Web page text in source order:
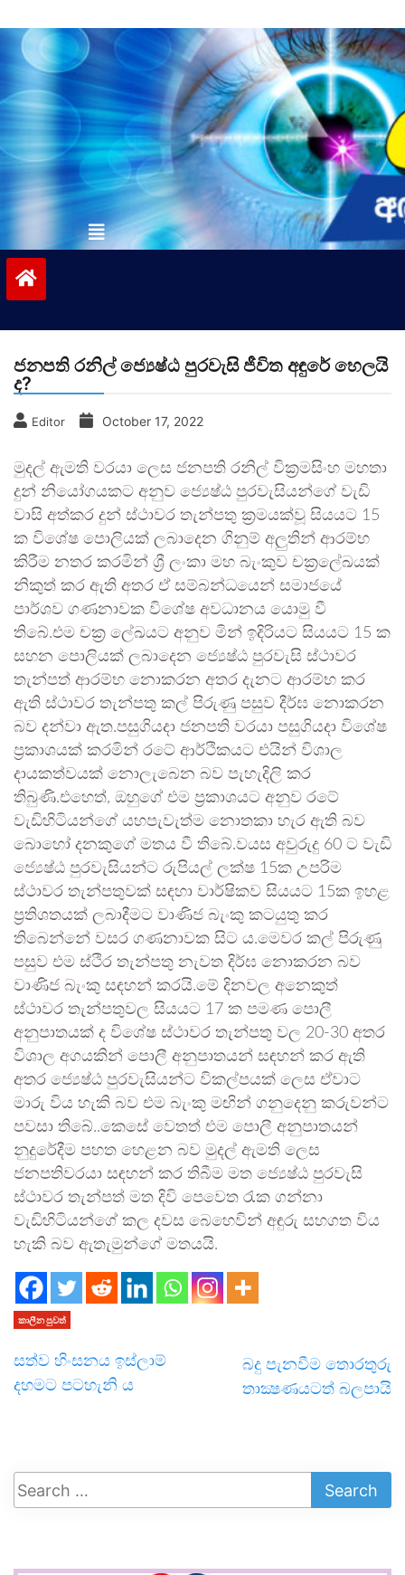
to
contentvinivida.lk
ජනපති රනිල් ජ්‍යෙෂ්ඨ පුරවැසි ජීවිත අඳුරේ හෙලයි
ද?
Editor October 17, 2022
මුදල් ඇමති වරයා ලෙස ජනපති රනිල් වික්‍රමසිංහ මහතා
දුන් නියෝගයකට අනුව ජ්‍යෙෂ්ඨ පුරවැසියන්ගේ වැඩි
වාසි අත්කර දුන් ස්ථාවර තැන්පතු ක්‍රමයක්වූ සියයට 15
ක විශේෂ පොලියක් ලබාදෙන ගිනුම් අලුතින් ආරම්භ
කිරීම නතර කරමින් ශ්‍රී ලංකා මහ බැංකුව චක්‍රලේඛයක්
නිකුත් කර ඇති අතර ඒ සම්බන්ධයෙන් සමාජයේ
පාර්ශව ගණනාවක විශේෂ අවධානය යොමු වී
තිබේ.එම චක්‍ර ලේඛයට අනුව මින් ඉදිරියට සියයට 15 ක
සහන පොලියක් ලබාදෙන ජ්‍යෙෂ්ඨ පුරවැසි ස්ථාවර
තැන්පත් ආරම්භ නොකරන අතර දැනට ආරම්භ කර
ඇති ස්ථාවර තැන්පතු කල් පිරුණු පසුව දීර්ඝ නොකරන
බව දන්වා ඇත.පසුගියදා ජනපති වරයා පසුගියදා විශේෂ
ප්‍රකාශයක් කරමින් රටේ ආර්ථිකයට එයින් විශාල
දායකත්වයක් නොලැබෙන බව පැහැදිලි කර
තිබුණි.එහෙත්, ඔහුගේ එම ප්‍රකාශයට අනුව රටේ
වැඩිහිටියන්ගේ යහපැවැත්ම නොතකා හැර ඇති බව
බොහෝ දනකුගේ මතය වී තිබේ.වයස අවුරුදු 60 ට වැඩි
ජ්‍යෙෂ්ඨ පුරවැසියන්ට රුපියල් ලක්ෂ 15ක උපරිම
ස්ථාවර තැන්පතුවක් සඳහා වාර්ෂිකව සියයට 15ක ඉහළ
ප්‍රතිශතයක් ලබාදීමට වාණිජ බැංකු කටයුතු කර
තිබෙන්නේ වසර ගණනාවක සිට ය.මෙවර කල් පිරුණු
පසුව එම ස්ථිර තැන්පතු නැවත දිර්ඝ නොකරන බව
වාණිජ බැංකු සඳහන් කරයි.මේ දිනවල අනෙකුත්
ස්ථාවර තැන්පතුවල සියයට 17 ක පමණ පොලී
අනුපාතයක් ද විශේෂ ස්ථාවර තැන්පතු වල 20-30 අතර
විශාල අගයකින් පොලී අනුපාතයන් සඳහන් කර ඇති
අතර ජ්‍යෙෂ්ඨ පුරවැසියන්ට විකල්පයක් ලෙස ඒවාට
මාරු විය හැකි බව එම බැංකු මඟින් ගනුදෙනු කරුවන්ට
පවසා තිබේ..කෙසේ වෙතත් එම පොලී අනුපාතයන්
නුදුරේදීම පහත හෙළන බව මුදල් ඇමති ලෙස
ජනපතිවරයා සඳහන් කර තිබීම මත ජ්‍යෙෂ්ඨ පුරවැසි
ස්ථාවර තැන්පත් මත දිවි පෙවෙත රැක ගන්නා
වැඩිහිටියන්ගේ කල දවස බෙහෙවින් අඳුරු සහගත විය
හැකි බව ඇතැමුන්ගේ මතයයි.
කාලීන පුවත්
සත්ව හිංසනය ඉස්ලාම්
දහමට පටහැනි ය
බදු පැනවීම තොරතුරු
තාක්‍ෂණයටත් බලපායි